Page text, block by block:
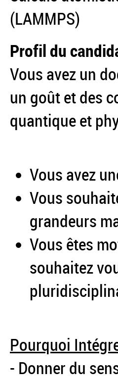
(LAMMPS)
Profil du
Vous avez un
un goût et des
quantique et
Vous avez
Vous
grandeurs
Vous êtes
souhaitez
Pourquoi
- Donner du